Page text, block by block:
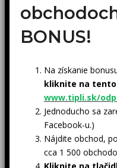
BONUS!
Na získanie
kliknite na
www.tipli.sk/
Jednoducho sa
Facebook-u.)
Nájdite obchod,
cca 1 500